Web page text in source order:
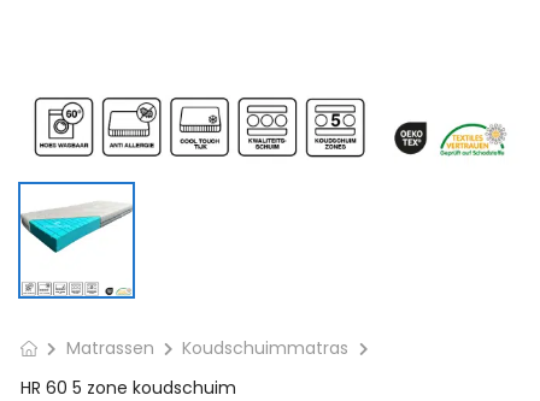
Matrassen
Koudschuimmatras
HR 60 5 zone koudschuim